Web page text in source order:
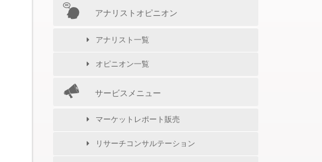
アナリストオピニオン
アナリスト一覧
オピニオン一覧
サービスメニュー
マーケットレポート販売
リサーチコンサルテーション